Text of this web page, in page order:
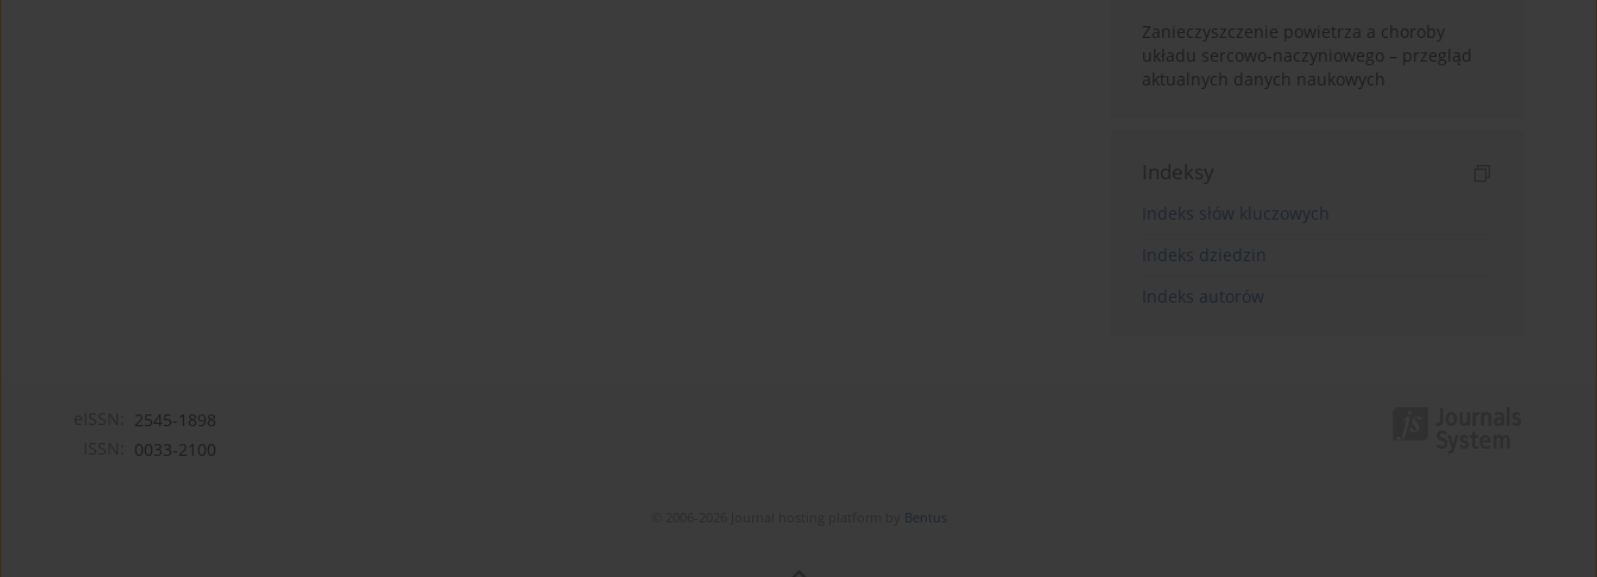
Zanieczyszczenie powietrza a choroby
układu sercowo-naczyniowego – przegląd
aktualnych danych naukowych
Indeksy
Indeks słów kluczowych
Indeks dziedzin
Indeks autorów
2545-1898
0033-2100
Bentus